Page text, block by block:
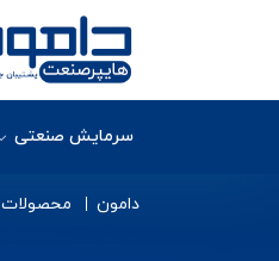
سرمایش صنعتی
دامون محصولات